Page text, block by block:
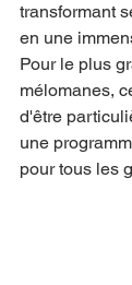
transformant
en une
Pour le plus
mélomanes,
d'être
une
pour tous les